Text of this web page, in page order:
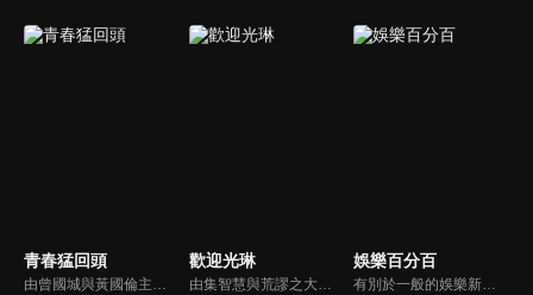
青春猛回頭
由曾國城與黃國倫主持，節目中邀請20位20歲以下青少年組成青春團，另一邊則為年紀相較成熟的藝人來賓為不老團，每集分別就一件青少年必定遇見的事件討論，看兩個不同年代的人們，所擁有的不同看法與立場。帶領讓觀眾一起回到那些年的青春歲月！
歡迎光琳
由集智慧與荒謬之大成的奇葩大叔-沈玉琳與話鋒大膽的俏麗甜心-范乙霏(Albee)共同主持。餐桌上趣味橫生，檯面下爾虞我詐，五花八門的另類話題，層出不窮的驚奇爆點，此起彼落的嘻笑怒罵聲道盡人生悲歡離合。邊吃邊聊，將美味與趣味完美結合的吃播新模式。歡迎光琳，敬邀您大駕觀琳！
娛樂百分百
有別於一般的娛樂新聞播報，透過遊戲、粉絲互動認識大明星們的真性情，歌唱單元讓你享受歌手們天籟般的歌聲，各式專題報導是為最佳懶人包，掌握最新娛樂動態，求新求變的節目單元刺激你的感官、滿足你的視覺，帶給你滿滿的歡笑，洗去整日的疲憊！